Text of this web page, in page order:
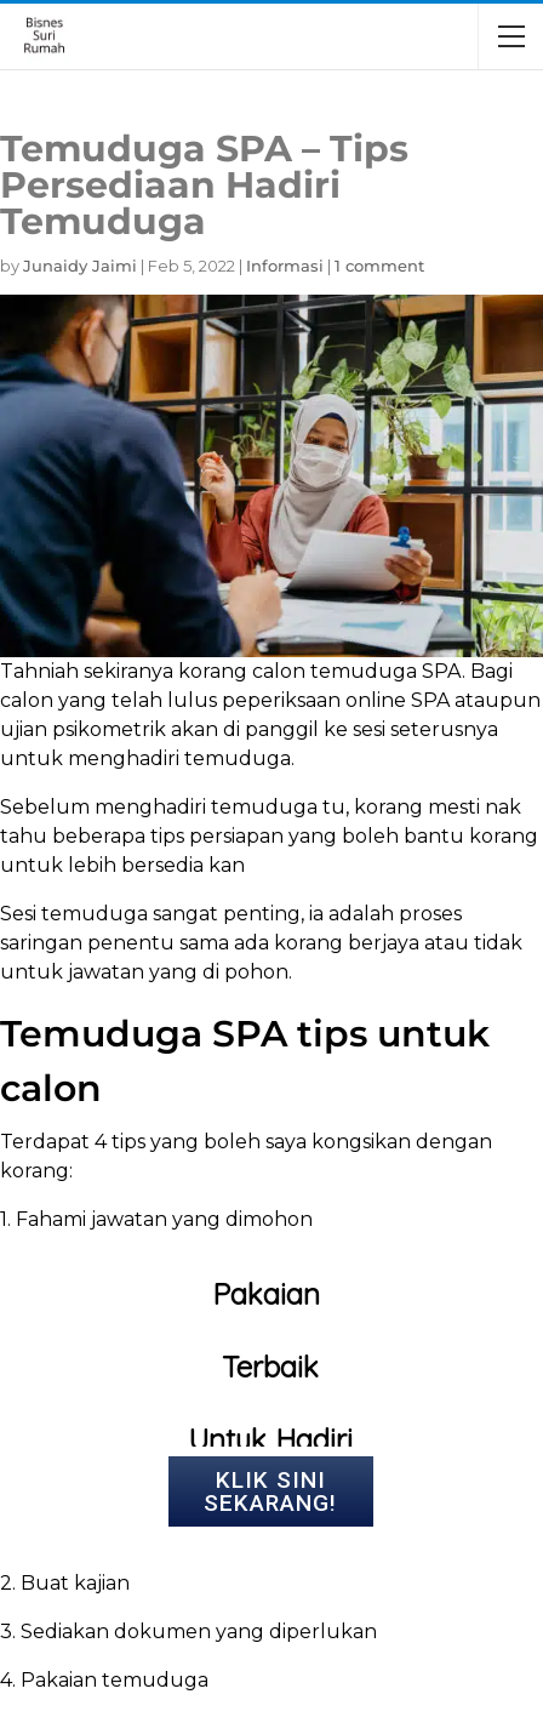
Temuduga SPA – Tips
Persediaan Hadiri
Temuduga
byJunaidy Jaimi | Feb 5, 2022 | Informasi | 1 comment
Tahniah sekiranya korang calon temuduga SPA. Bagi
calon yang telah lulus peperiksaan online SPA ataupun
ujian psikometrik akan di panggil ke sesi seterusnya
untuk menghadiri temuduga.
Sebelum menghadiri temuduga tu, korang mesti nak
tahu beberapa tips persiapan yang boleh bantu korang
untuk lebih bersedia kan
Sesi temuduga sangat penting, ia adalah proses
saringan penentu sama ada korang berjaya atau tidak
untuk jawatan yang di pohon.
Temuduga SPA tips untuk
calon
Terdapat 4 tips yang boleh saya kongsikan dengan
korang:
1. Fahami jawatan yang dimohon
Pakaian
Terbaik
Untuk Hadiri
Temuduga
KLIK SINI
SEKARANG!
2. Buat kajian
3. Sediakan dokumen yang diperlukan
4. Pakaian temuduga